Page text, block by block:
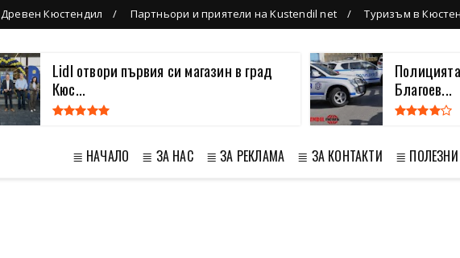
Древен Кюстендил Партньори и приятели на Kustendil net Туризъм в
Lidl отвори първия си магазин в град
Кюс...
Благоев...
≣ НАЧАЛО ≣ ЗА НАС ≣ ЗА РЕКЛАМА ≣ ЗА КОНТАКТИ ≣ ПОЛЕЗНИ